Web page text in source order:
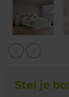
Stel je